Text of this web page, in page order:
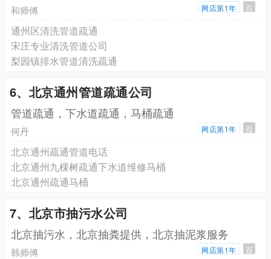
和师傅 网店第1年 百
通州区清洗管道疏通
宋庄专业清洗管道公司
梨园镇排水管道清洗疏通
6、北京通州管道疏通公司
管道疏通，下水道疏通，马桶疏通
何丹 网店第1年 百
北京通州疏通管道电话
北京通州九棵树疏通下水道维修马桶
北京通州疏通马桶
7、北京市抽污水公司
北京抽污水，北京抽粪提供，北京抽泥浆服务
韩师傅 网店第1年 百